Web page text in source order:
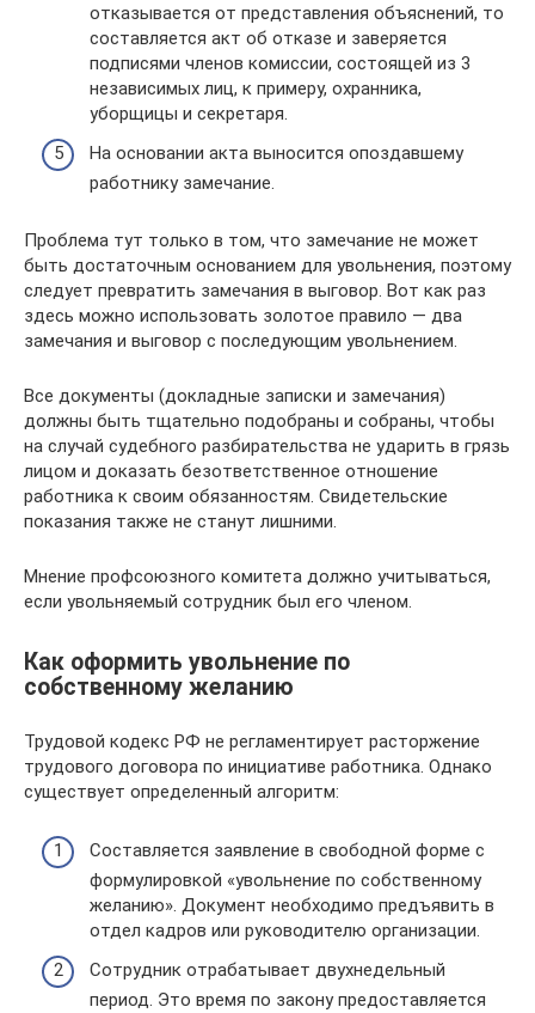
отказывается от представления объяснений, то
составляется акт об отказе и заверяется
подписями членов комиссии, состоящей из 3
независимых лиц, к примеру, охранника,
уборщицы и секретаря.
На основании акта выносится опоздавшему
работнику замечание.
Проблема тут только в том, что замечание не может
быть достаточным основанием для увольнения, поэтому
следует превратить замечания в выговор. Вот как раз
здесь можно использовать золотое правило — два
замечания и выговор с последующим увольнением.
Все документы (докладные записки и замечания)
должны быть тщательно подобраны и собраны, чтобы
на случай судебного разбирательства не ударить в грязь
лицом и доказать безответственное отношение
работника к своим обязанностям. Свидетельские
показания также не станут лишними.
Мнение профсоюзного комитета должно учитываться,
если увольняемый сотрудник был его членом.
Как оформить увольнение по
собственному желанию
Трудовой кодекс РФ не регламентирует расторжение
трудового договора по инициативе работника. Однако
существует определенный алгоритм:
Составляется заявление в свободной форме с
формулировкой «увольнение по собственному
желанию». Документ необходимо предъявить в
отдел кадров или руководителю организации.
Сотрудник отрабатывает двухнедельный
период. Это время по закону предоставляется